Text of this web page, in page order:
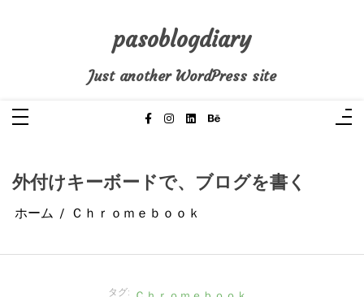
pasoblogdiary
Just another WordPress site
外付けキーボードで、ブログを書く
ホーム Ｃｈｒｏｍｅｂｏｏｋ
タグ: Ｃｈｒｏｍｅｂｏｏｋ